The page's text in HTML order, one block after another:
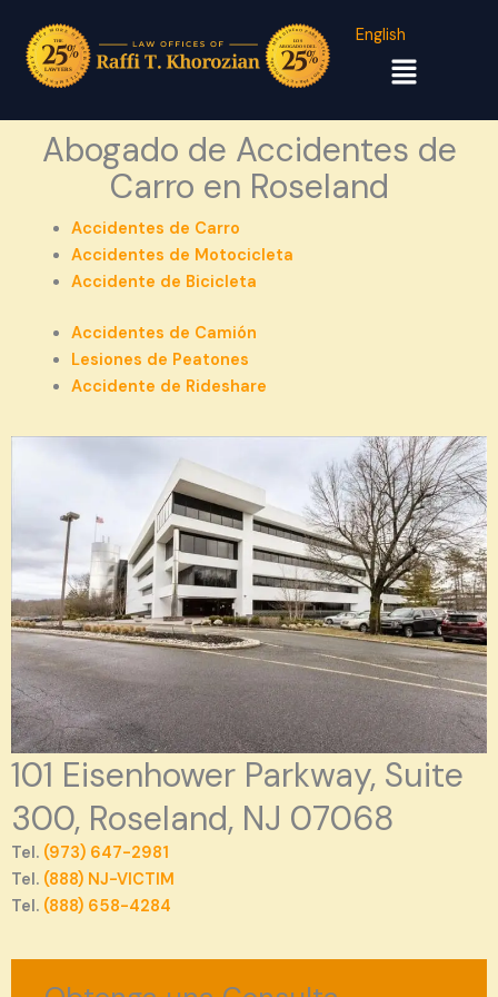
English
Menú
Abogado de Accidentes de
Carro en Roseland
Accidentes de Carro
Accidentes de Motocicleta
Accidente de Bicicleta
Accidentes de Camión
Lesiones de Peatones
Accidente de Rideshare
101 Eisenhower Parkway, Suite
300, Roseland, NJ 07068
Tel. (973) 647-2981
Tel. (888) NJ-VICTIM
Tel. (888) 658-4284